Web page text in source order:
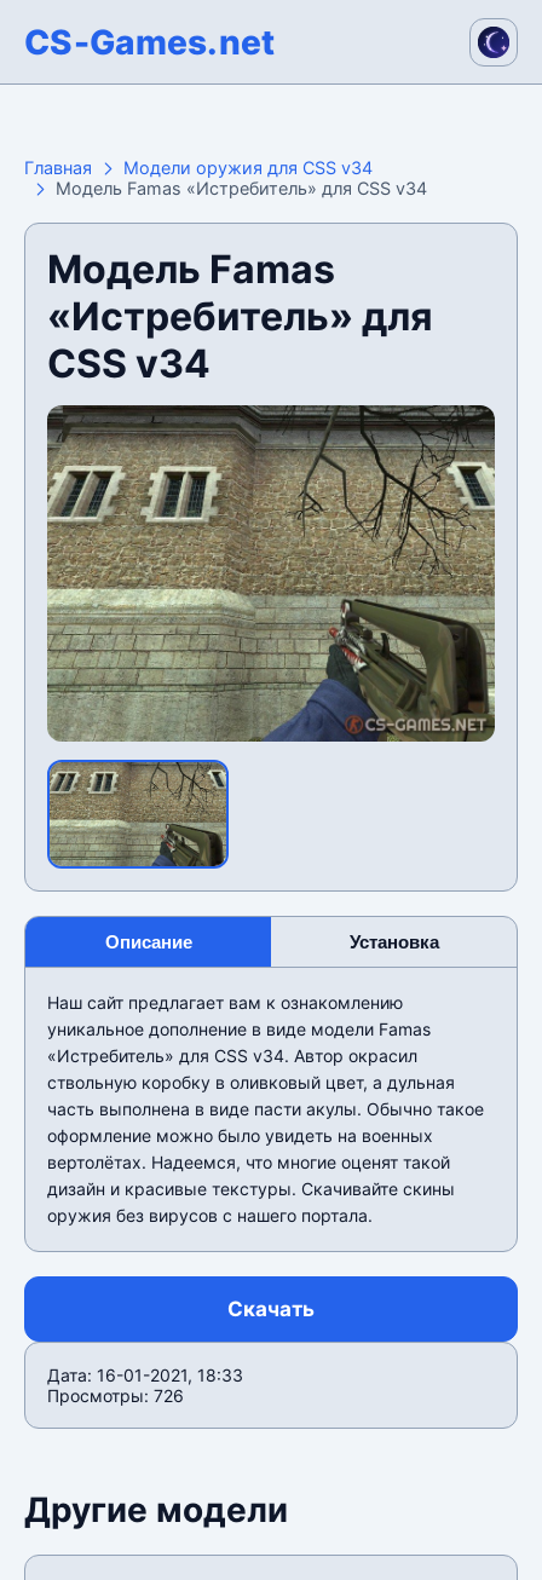
CS-Games.net
Главная
Модели оружия для CSS v34
Модель Famas «Истребитель» для CSS v34
Модель Famas
«Истребитель» для
CSS v34
Описание Установка
Наш сайт предлагает вам к ознакомлению
уникальное дополнение в виде модели Famas
«Истребитель» для CSS v34. Автор окрасил
ствольную коробку в оливковый цвет, а дульная
часть выполнена в виде пасти акулы. Обычно такое
оформление можно было увидеть на военных
вертолётах. Надеемся, что многие оценят такой
дизайн и красивые текстуры. Скачивайте скины
оружия без вирусов с нашего портала.
Скачать
Дата: 16-01-2021, 18:33
Просмотры: 726
Другие модели